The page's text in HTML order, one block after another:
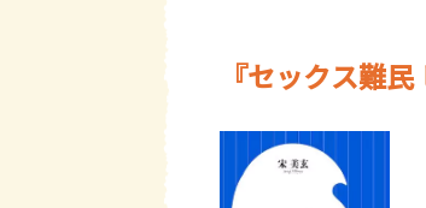
『セックス難